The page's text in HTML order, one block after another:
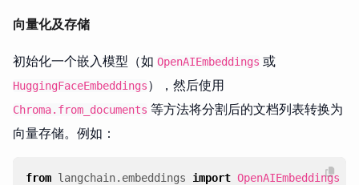
向量化及存储
初始化一个嵌入模型（如 OpenAIEmbeddings 或
HuggingFaceEmbeddings），然后使用
Chroma.from_documents 等方法将分割后的文档列表转换为
向量存储。例如：
from langchain.embeddings import OpenAIEmbeddings